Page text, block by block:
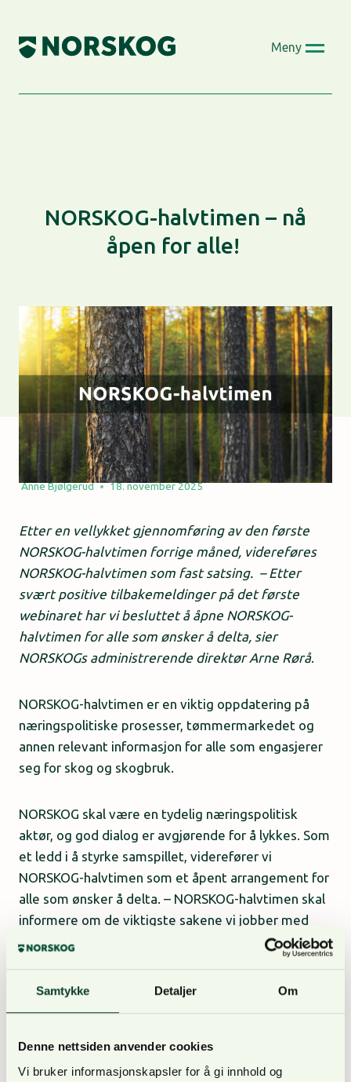
Samtykke Detaljer Om
Denne nettsiden anvender cookies
Vi bruker informasjonskapsler for å gi innhold og
content
Meny
NORSKOG-halvtimen – nå
åpen for alle!
Anne Bjølgerud 18. november 2025
Etter en vellykket gjennomføring av den første
NORSKOG-halvtimen forrige måned, videreføres
NORSKOG-halvtimen som fast satsing. – Etter
svært positive tilbakemeldinger på det første
webinaret har vi besluttet å åpne NORSKOG-
halvtimen for alle som ønsker å delta, sier
NORSKOGs administrerende direktør Arne Rørå.
NORSKOG-halvtimen er en viktig oppdatering på
næringspolitiske prosesser, tømmermarkedet og
annen relevant informasjon for alle som engasjerer
seg for skog og skogbruk.
NORSKOG skal være en tydelig næringspolitisk
aktør, og god dialog er avgjørende for å lykkes. Som
et ledd i å styrke samspillet, viderefører vi
NORSKOG-halvtimen som et åpent arrangement for
alle som ønsker å delta. – NORSKOG-halvtimen skal
informere om de viktigste sakene vi jobber med
akkurat nå, og målsettingen er at alle med interesse
for skognæringen holdes oppdatert på sentrale
næringspolitiske temaer. Webinaret vil gi deg en
saker fra NORTØMMER og konsulentavdelingen, sier
Rørå.